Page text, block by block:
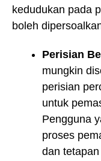
kedudukan pada
boleh
Perisian
mungkin
perisian
untuk
Pengguna
proses
dan